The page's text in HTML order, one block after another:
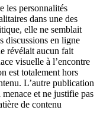
les personnalités
dans une des
elle ne semblait
discussions en ligne
révélait aucun fait
visuelle à l’encontre
est totalement hors
L’autre publication
et ne justifie pas
de contenu